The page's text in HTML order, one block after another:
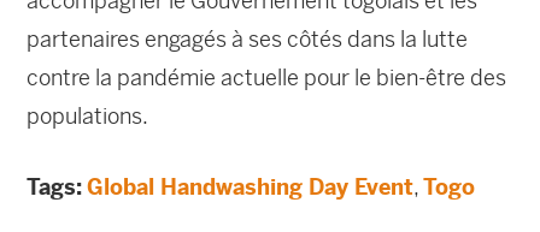
partenaires engagés à ses côtés dans la lutte
contre la pandémie actuelle pour le bien-être des
populations.
Tags:Global Handwashing Day Event,Togo